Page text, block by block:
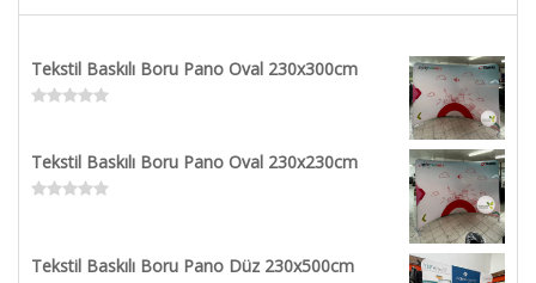
Tekstil Baskılı Boru Pano Oval 230x300cm
out
of
5
Tekstil Baskılı Boru Pano Oval 230x230cm
of
Tekstil Baskılı Boru Pano Düz 230x500cm